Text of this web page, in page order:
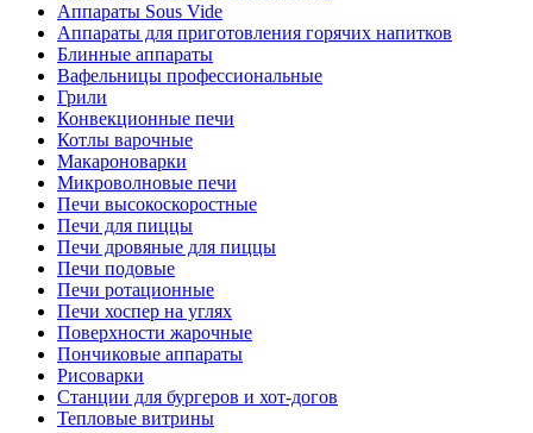
Аппараты Sous Vide
Аппараты для приготовления горячих напитков
Блинные аппараты
Вафельницы профессиональные
Грили
Конвекционные печи
Котлы варочные
Макароноварки
Микроволновые печи
Печи высокоскоростные
Печи для пиццы
Печи дровяные для пиццы
Печи подовые
Печи ротационные
Печи хоспер на углях
Поверхности жарочные
Пончиковые аппараты
Рисоварки
Станции для бургеров и хот-догов
Тепловые витрины